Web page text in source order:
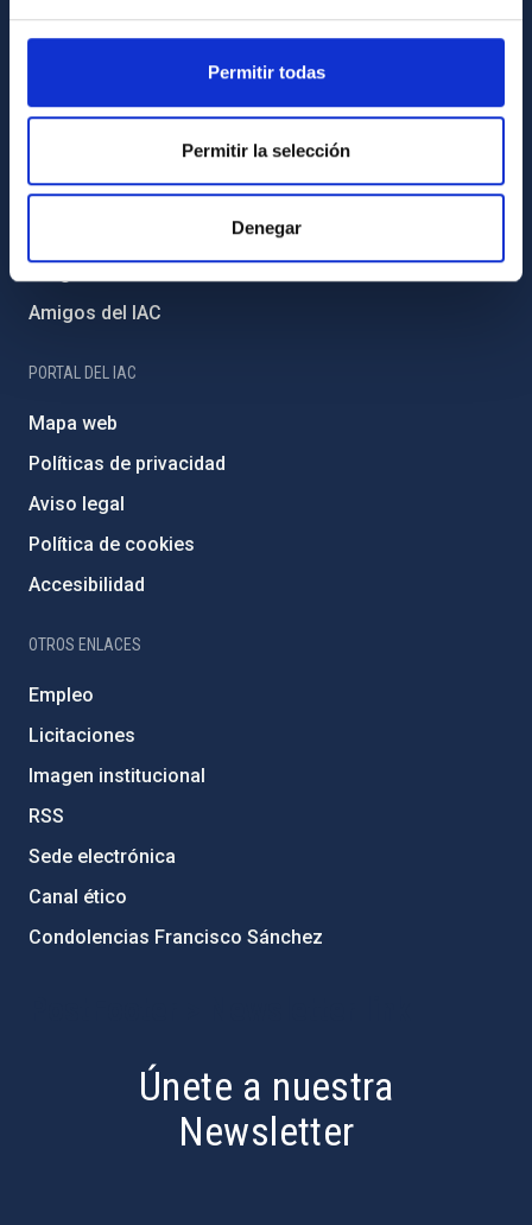
Permitir todas
Permitir la selección
Denegar
Igualdad y diversidad de género
Forever IAC
Medio Ambiente y Sostenibilidad
Proyectos institucionales
Amigos del IAC
PORTAL DEL IAC
Mapa web
Políticas de privacidad
Aviso legal
Política de cookies
Accesibilidad
OTROS ENLACES
Empleo
Licitaciones
Imagen institucional
RSS
Sede electrónica
Canal ético
Condolencias Francisco Sánchez
Únete a nuestra
Newsletter